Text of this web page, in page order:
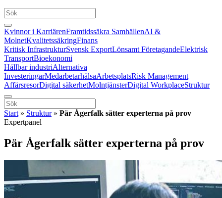
Kvinnor i KarriärenFramtidssäkra SamhällenAI &
MolnetKvalitetssäkringFinans
Kritisk InfrastrukturSvensk ExportLönsamt FöretagandeElektrisk
TransportBioekonomi
Hållbar industriAlternativa
InvesteringarMedarbetarhälsaArbetsplatsRisk Management
AffärsresorDigital säkerhetMolntjänsterDigital WorkplaceStruktur
Start » Struktur» Pär Ågerfalk sätter experterna på prov
Expertpanel
Pär Ågerfalk sätter experterna på prov